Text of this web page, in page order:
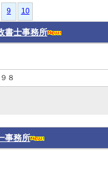
9 10
書士事務所
８
事務所